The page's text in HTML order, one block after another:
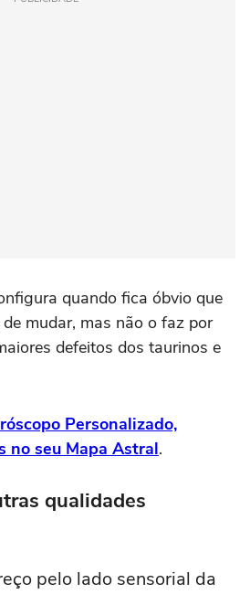
quando fica óbvio que
mudar, mas não o faz por
defeitos dos taurinos e
Personalizado,
no seu Mapa Astral.
qualidades
pelo lado sensorial da